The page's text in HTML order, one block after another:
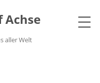
Achse
aller Welt